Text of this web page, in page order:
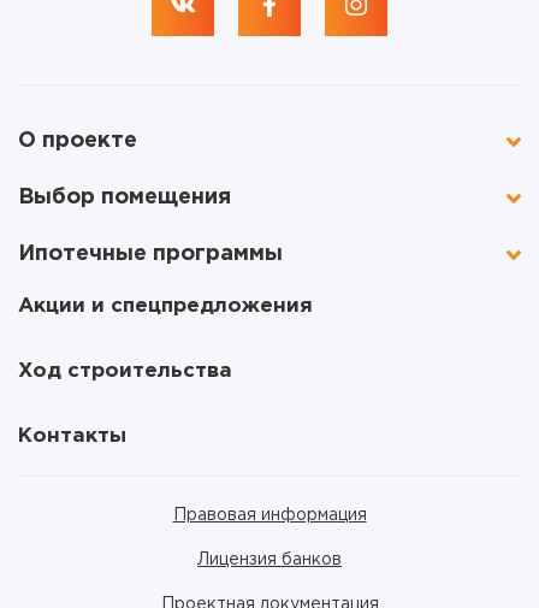
О проекте
Выбор помещения
Ипотечные программы
Акции и спецпредложения
Ход строительства
Контакты
Правовая информация
Лицензия банков
Проектная документация